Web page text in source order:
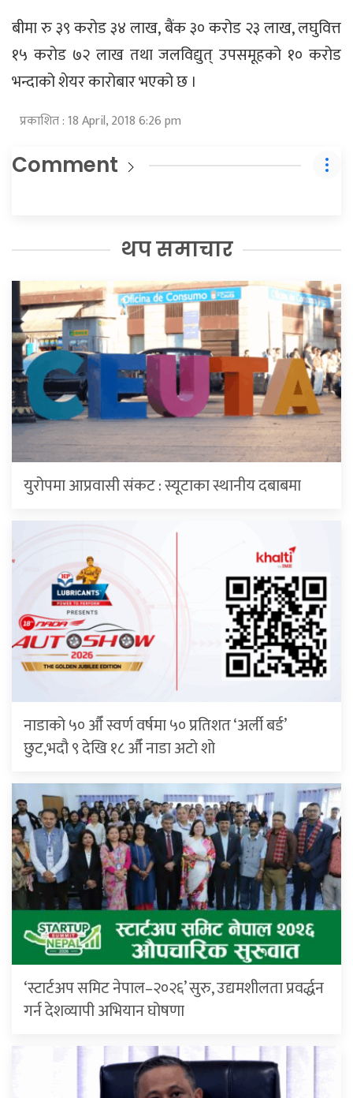
बीमा रु ३९ करोड ३४ लाख, बैंक ३० करोड २३ लाख, लघुवित्त
१५ करोड ७२ लाख तथा जलविद्युत् उपसमूहको १० करोड
भन्दाको शेयर कारोबार भएको छ ।
प्रकाशित : 18 April, 2018 6:26 pm
Comment
थप समाचार
युरोपमा आप्रवासी संकट : स्यूटाका स्थानीय दबाबमा
नाडाको ५० औँ स्वर्ण वर्षमा ५० प्रतिशत ‘अर्ली बर्ड’
छुट,भदौ ९ देखि १८ औँ नाडा अटो शो
‘स्टार्टअप समिट नेपाल–२०२६’ सुरु, उद्यमशीलता प्रवर्द्धन
गर्न देशव्यापी अभियान घोषणा